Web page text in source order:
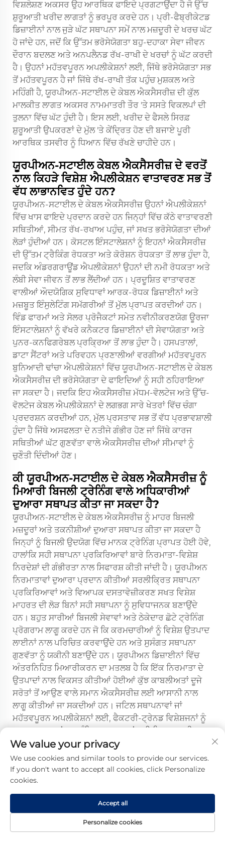
ਵਿਸ਼ਲੇਸ਼ਣ ਅਕਸਰ ਉਹ ਆਰਥਿਕ ਫਾਇਦੇ ਪ੍ਰਗਟਾਉਂਦਾ ਹੈ ਜੋ ਉੱਚ
ਸ਼ੁਰੂਆਤੀ ਖਰੀਦ ਲਾਗਤਾਂ ਨੂੰ ਭਰਪੂਰ ਕਰਦੇ ਹਨ। ਪ੍ਰੀ-ਫੈਬ੍ਰੀਕੇਟਡ
ਡਿਜ਼ਾਈਨਾਂ ਨਾਲ ਜੁੜੇ ਘੱਟ ਸਥਾਪਨਾ ਸਮੇਂ ਨਾਲ ਮਜ਼ਦੂਰੀ ਦੇ ਖਰਚ ਘੱਟ
ਹੋ ਜਾਂਦੇ ਹਨ, ਜਦੋਂ ਕਿ ਉੱਤਮ ਭਰੋਸੇਯੋਗਤਾ ਬਹੁ-ਦਹਾਕਾ ਸੇਵਾ ਜੀਵਨ
ਦੌਰਾਨ ਬਦਲਣ ਅਤੇ ਅਨਪਲੈਨਡ ਰੱਖ-ਰਾਖੀ ਦੇ ਖਰਚਾਂ ਨੂੰ ਘੱਟ ਕਰਦੀ
ਹੈ। ਉਹਨਾਂ ਮਹੱਤਵਪੂਰਨ ਅਪਲੀਕੇਸ਼ਨਾਂ ਲਈ, ਜਿੱਥੇ ਭਰੋਸੇਯੋਗਤਾ ਸਭ
ਤੋਂ ਮਹੱਤਵਪੂਰਨ ਹੈ ਜਾਂ ਜਿੱਥੇ ਰੱਖ-ਰਾਖੀ ਤੱਕ ਪਹੁੰਚ ਮੁਸ਼ਕਲ ਅਤੇ
ਮਹਿੰਗੀ ਹੈ, ਯੂਰਪੀਅਨ-ਸਟਾਈਲ ਦੇ ਕੇਬਲ ਐਕਸੈਸਰੀਜ਼ ਦੀ ਕੁੱਲ
ਮਾਲਕੀਤ ਲਾਗਤ ਅਕਸਰ ਨਾਮਮਾਤਰੀ ਤੌਰ 'ਤੇ ਸਸਤੇ ਵਿਕਲਪਾਂ ਦੀ
ਤੁਲਨਾ ਵਿੱਚ ਘੱਟ ਹੁੰਦੀ ਹੈ। ਇਸ ਲਈ, ਖਰੀਦ ਦੇ ਫੈਸਲੇ ਸਿਰਫ਼
ਸ਼ੁਰੂਆਤੀ ਉਪਕਰਣਾਂ ਦੇ ਮੁੱਲ 'ਤੇ ਕੇਂਦ੍ਰਿਤ ਹੋਣ ਦੀ ਬਜਾਏ ਪੂਰੀ
ਆਰਥਿਕ ਤਸਵੀਰ ਨੂੰ ਧਿਆਨ ਵਿੱਚ ਰੱਖਣੇ ਚਾਹੀਦੇ ਹਨ।
ਯੂਰਪੀਅਨ-ਸਟਾਈਲ ਕੇਬਲ ਐਕਸੈਸਰੀਜ਼ ਦੇ ਵਰਤੋਂ
ਨਾਲ ਕਿਹੜੇ ਵਿਸ਼ੇਸ਼ ਐਪਲੀਕੇਸ਼ਨ ਵਾਤਾਵਰਣ ਸਭ ਤੋਂ
ਵੱਧ ਲਾਭਾਨਵਿਤ ਹੁੰਦੇ ਹਨ?
ਯੂਰਪੀਅਨ-ਸਟਾਈਲ ਦੇ ਕੇਬਲ ਐਕਸੈਸਰੀਜ਼ ਉਹਨਾਂ ਐਪਲੀਕੇਸ਼ਨਾਂ
ਵਿੱਚ ਖਾਸ ਫਾਇਦੇ ਪ੍ਰਦਾਨ ਕਰਦੇ ਹਨ ਜਿਨ੍ਹਾਂ ਵਿੱਚ ਕੱਠੇ ਵਾਤਾਵਰਣੀ
ਸਥਿਤੀਆਂ, ਸੀਮਤ ਰੱਖ-ਰਖਾਅ ਪਹੁੰਚ, ਜਾਂ ਸਖਤ ਭਰੋਸੇਯੋਗਤਾ ਦੀਆਂ
ਲੋੜਾਂ ਹੁੰਦੀਆਂ ਹਨ। ਕੋਸਟਲ ਇੰਸਟਾਲੇਸ਼ਨਾਂ ਨੂੰ ਇਹਨਾਂ ਐਕਸੈਸਰੀਜ਼
ਦੀ ਉੱਤਮ ਟ੍ਰੈਕਿੰਗ ਰੋਧਕਤਾ ਅਤੇ ਕੋਰੋਸ਼ਨ ਰੋਧਕਤਾ ਤੋਂ ਲਾਭ ਹੁੰਦਾ ਹੈ,
ਜਦਕਿ ਅੰਡਰਗਰਾਊਂਡ ਐਪਲੀਕੇਸ਼ਨਾਂ ਉਹਨਾਂ ਦੀ ਨਮੀ ਰੋਧਕਤਾ ਅਤੇ
ਲੰਬੀ ਸੇਵਾ ਜੀਵਨ ਤੋਂ ਲਾਭ ਲੈਂਦੀਆਂ ਹਨ। ਪ੍ਰਦੂਸ਼ਿਤ ਵਾਤਾਵਰਣ
ਵਾਲੀਆਂ ਔਦਯੋਗਿਕ ਸੁਵਿਧਾਵਾਂ ਆਰਕ-ਰੋਧਕ ਡਿਜ਼ਾਈਨਾਂ ਅਤੇ
ਮਜ਼ਬੂਤ ਇੰਸੁਲੇਟਿੰਗ ਸਮੱਗਰੀਆਂ ਤੋਂ ਮੁੱਲ ਪ੍ਰਾਪਤ ਕਰਦੀਆਂ ਹਨ।
ਵਿੰਡ ਫਾਰਮਾਂ ਅਤੇ ਸੋਲਰ ਪ੍ਰੋਜੈਕਟਾਂ ਸਮੇਤ ਨਵੀਨੀਕਰਣਯੋਗ ਊਰਜਾ
ਇੰਸਟਾਲੇਸ਼ਨਾਂ ਨੂੰ ਵੱਖਰੇ ਕਨੈਕਟਰ ਡਿਜ਼ਾਈਨਾਂ ਦੀ ਸੇਵਾਯੋਗਤਾ ਅਤੇ
ਪੁਨਰ-ਕਨਫਿਗਰੇਬਲ ਪ੍ਰਕ੍ਰਿਆ ਤੋਂ ਲਾਭ ਹੁੰਦਾ ਹੈ। ਹਸਪਤਾਲਾਂ,
ਡਾਟਾ ਸੈਂਟਰਾਂ ਅਤੇ ਪਰਿਵਹਨ ਪ੍ਰਣਾਲੀਆਂ ਵਰਗੀਆਂ ਮਹੱਤਵਪੂਰਨ
ਬੁਨਿਆਦੀ ਢਾਂਚਾ ਐਪਲੀਕੇਸ਼ਨਾਂ ਵਿੱਚ ਯੂਰਪੀਅਨ-ਸਟਾਈਲ ਦੇ ਕੇਬਲ
ਐਕਸੈਸਰੀਜ਼ ਦੀ ਭਰੋਸੇਯੋਗਤਾ ਦੇ ਫਾਇਦਿਆਂ ਨੂੰ ਸਹੀ ਠਹਿਰਾਇਆ
ਜਾ ਸਕਦਾ ਹੈ। ਜਦਕਿ ਇਹ ਐਕਸੈਸਰੀਜ਼ ਮੱਧਮ-ਵੋਲਟੇਜ ਅਤੇ ਉੱਚ-
ਵੋਲਟੇਜ ਕੇਬਲ ਐਪਲੀਕੇਸ਼ਨਾਂ ਦੇ ਲਗਭਗ ਸਾਰੇ ਖੇਤਰਾਂ ਵਿੱਚ ਚੰਗਾ
ਪ੍ਰਦਰਸ਼ਨ ਕਰਦੀਆਂ ਹਨ, ਮੁੱਲ ਪ੍ਰਸਤਾਵ ਸਭ ਤੋਂ ਵੱਧ ਪ੍ਰਭਾਵਸ਼ਾਲੀ
ਹੁੰਦਾ ਹੈ ਜਿੱਥੇ ਅਸਫਲਤਾ ਦੇ ਨਤੀਜੇ ਗੰਭੀਰ ਹੋਣ ਜਾਂ ਜਿੱਥੇ ਕਾਰਜ
ਸਥਿਤੀਆਂ ਘੱਟ ਗੁਣਵੱਤਾ ਵਾਲੇ ਐਕਸੈਸਰੀਜ਼ ਦੀਆਂ ਸੀਮਾਵਾਂ ਨੂੰ
ਚੁਣੌਤੀ ਦਿੰਦੀਆਂ ਹੋਣ।
ਕੀ ਯੂਰਪੀਅਨ-ਸਟਾਈਲ ਦੇ ਕੇਬਲ ਐਕਸੈਸਰੀਜ਼ ਨੂੰ
ਮਿਆਰੀ ਬਿਜਲੀ ਟ੍ਰੇਨਿੰਗ ਵਾਲੇ ਅਧਿਕਾਰੀਆਂ
ਦੁਆਰਾ ਸਥਾਪਤ ਕੀਤਾ ਜਾ ਸਕਦਾ ਹੈ?
ਯੂਰਪੀਅਨ-ਸਟਾਈਲ ਦੇ ਕੇਬਲ ਐਕਸੈਸਰੀਜ਼ ਨੂੰ ਮਾਹਰ ਬਿਜਲੀ
ਮਜ਼ਦੂਰਾਂ ਅਤੇ ਤਕਨੀਸ਼ੀਆਂ ਦੁਆਰਾ ਸਥਾਪਤ ਕੀਤਾ ਜਾ ਸਕਦਾ ਹੈ
ਜਿਨ੍ਹਾਂ ਨੂੰ ਬਿਜਲੀ ਉਦਯੋਗ ਵਿੱਚ ਮਾਨਕ ਟ੍ਰੇਨਿੰਗ ਪ੍ਰਾਪਤ ਹੋਈ ਹੋਵੇ,
ਹਾਲਾਂਕਿ ਸਹੀ ਸਥਾਪਨਾ ਪ੍ਰਕਿਰਿਆਵਾਂ ਬਾਰੇ ਨਿਰਮਾਤਾ-ਵਿਸ਼ੇਸ਼
ਨਿਰਦੇਸ਼ਾਂ ਦੀ ਗੰਭੀਰਤਾ ਨਾਲ ਸਿਫਾਰਸ਼ ਕੀਤੀ ਜਾਂਦੀ ਹੈ। ਯੂਰਪੀਅਨ
ਨਿਰਮਾਤਾਵਾਂ ਦੁਆਰਾ ਪ੍ਰਦਾਨ ਕੀਤੀਆਂ ਸਰਲੀਕ੍ਰਿਤ ਸਥਾਪਨਾ
ਪ੍ਰਕਿਰਿਆਵਾਂ ਅਤੇ ਵਿਆਪਕ ਦਸਤਾਵੇਜ਼ੀਕਰਣ ਸਖਤ ਵਿਸ਼ੇਸ਼
ਮਾਹਰਤ ਦੀ ਲੋੜ ਬਿਨਾਂ ਸਹੀ ਸਥਾਪਨਾ ਨੂੰ ਸੁਵਿਧਾਜਨਕ ਬਣਾਉਂਦੇ
ਹਨ। ਬਹੁਤ ਸਾਰੀਆਂ ਬਿਜਲੀ ਸੇਵਾਵਾਂ ਅਤੇ ਠੇਕੇਦਾਰ ਛੋਟੇ ਟ੍ਰੇਨਿੰਗ
ਪ੍ਰੋਗਰਾਮ ਲਾਗੂ ਕਰਦੇ ਹਨ ਜੋ ਕਿ ਕਰਮਚਾਰੀਆਂ ਨੂੰ ਵਿਸ਼ੇਸ਼ ਉਤਪਾਦ
ਲਾਈਨਾਂ ਨਾਲ ਪਰਿਚਿਤ ਕਰਵਾਉਂਦੇ ਹਨ ਅਤੇ ਸੁਸੰਗਤ ਸਥਾਪਨਾ
ਗੁਣਵੱਤਾ ਨੂੰ ਯਕੀਨੀ ਬਣਾਉਂਦੇ ਹਨ। ਯੂਰਪੀਅਨ ਡਿਜ਼ਾਈਨਾਂ ਵਿੱਚ
ਅੰਤਰਨਿਹਿਤ ਮਿਆਰੀਕਰਨ ਦਾ ਮਤਲਬ ਹੈ ਕਿ ਇੱਕ ਨਿਰਮਾਤਾ ਦੇ
ਉਤਪਾਦਾਂ ਨਾਲ ਵਿਕਸਤ ਕੀਤੀਆਂ ਹੋਈਆਂ ਕੁੱਝ ਕਾਬਲੀਅਤਾਂ ਦੂਜੇ
ਸਰੋਤਾਂ ਤੋਂ ਆਉਣ ਵਾਲੇ ਸਮਾਨ ਐਕਸੈਸਰੀਜ਼ ਲਈ ਆਸਾਨੀ ਨਾਲ
ਲਾਗੂ ਕੀਤੀਆਂ ਜਾ ਸਕਦੀਆਂ ਹਨ। ਜਟਿਲ ਸਥਾਪਨਾਵਾਂ ਜਾਂ
ਮਹੱਤਵਪੂਰਨ ਅਪਲੀਕੇਸ਼ਨਾਂ ਲਈ, ਫੈਕਟਰੀ-ਟ੍ਰੇਨਡ ਵਿਸ਼ੇਸ਼ਜਨਾਂ ਨੂੰ
ਸ਼ਾਮਲ ਕਰਨਾ ਜਾਂ ਪ੍ਰਾਰੰਭਿਕ ਸਥਾਪਨਾਵਾਂ ਲਈ ਨਿਰਮਾਤਾ ਦੀ
ਨਿਗਰਾਨੀ ਪ੍ਰਾਪਤ ਕਰਨਾ ਸਹੀ ਤਕਨੀਕ ਦੀ ਵਧੇਰੇ ਗਾਰੰਟੀ
ਪ੍ਰਦਾਨ ਕਰਦਾ ਹੈ। ਸਮੁੱਚੇ ਤੌਰ 'ਤੇ, ਯੂਰਪੀਅਨ-ਸਟਾਈਲ ਦੇ ਕੇਬਲ
ਐਕਸੈਸਰੀਜ਼ ਲਈ ਸਥਾਪਨਾ ਦੀਆਂ ਕਾਬਲੀਅਤਾਂ ਮਾਮੂਲੀ ਹੁੰਦੀਆਂ
ਹਨ ਅਤੇ ਉਚਿਤ ਉਤਪਾਦ-ਵਿਸ਼ੇਸ਼ ਟ੍ਰੇਨਿੰਗ ਪ੍ਰਾਪਤ ਯੋਗ ਬਿਜਲੀ
ਕਰਮਚਾਰੀਆਂ ਦੀਆਂ ਸਮਰੱਥਾਵਾਂ ਦੇ ਅੰਦਰ ਹੀ ਆਉਂਦੀਆਂ ਹਨ।
ਅਗਲਾਃਯੂਰਪੀਅਨ-ਸਟਾਈਲ ਕੇਬਲ ਐਕਸੈਸਰੀਜ਼ IEC ਮਿਆਰਾਂ ਨੂੰ ਕਿਵੇਂ ਪੂਰਾ ਕਰਦੀਆਂ ਹਨ
We value your privacy
We use cookies and similar tools to provide our services.
If you don't want to accept all cookies, click Personalize
cookies.
Personalize cookies
Accept all